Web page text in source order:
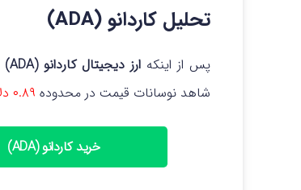
تحلیل کاردانو (ADA)
پس از اینکه ارز دیجیتال کاردانو (ADA)
شاهد نوسانات قیمت در محدوده ۰.۸۹ دلار
خرید کاردانو (ADA)